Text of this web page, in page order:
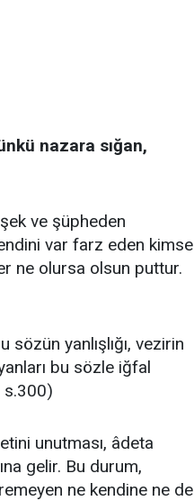
nazara sığan,
ve şüpheden
var farz eden kimse
ne olursa olsun puttur.
yanlışlığı, vezirin
bu sözle iğfal
s.300)
unutması, âdeta
gelir. Bu durum,
ne kendine ne de